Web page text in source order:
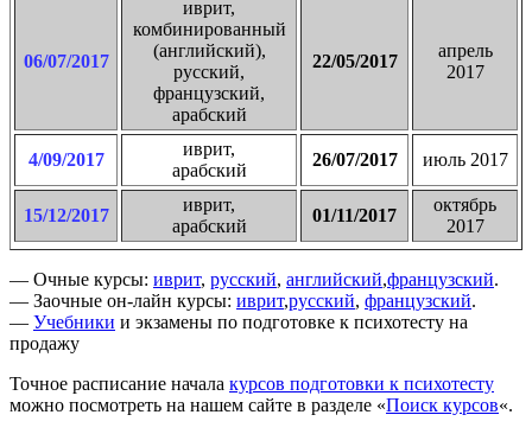
06/07/2017
иврит,
комбинированный
(английский),
русский,
французский,
арабский
22/05/2017
апрель
2017
4/09/2017
иврит,
арабский
26/07/2017 июль 2017
15/12/2017
иврит,
арабский
01/11/2017
октябрь
2017
— Очные курсы: иврит, русский, английский,французский.
— Заочные он-лайн курсы: иврит,русский, французский.
— Учебники и экзамены по подготовке к психотесту на
продажу
Точное расписание начала курсов подготовки к психотесту
можно посмотреть на нашем сайте в разделе «Поиск курсов«.